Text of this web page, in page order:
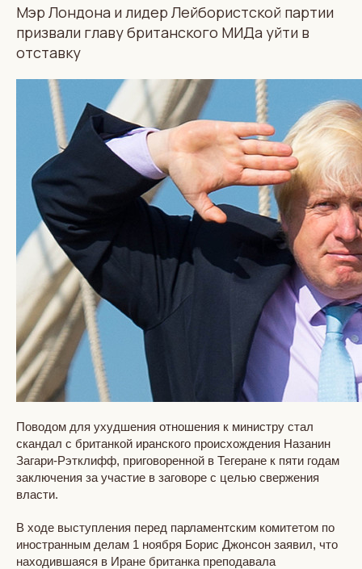
Мэр Лондона и лидер Лейбористской партии
призвали главу британского МИДа уйти в
отставку
Поводом для ухудшения отношения к министру стал
скандал с британкой иранского происхождения Назанин
Загари-Рэтклифф, приговоренной в Тегеране к пяти годам
заключения за участие в заговоре с целью свержения
власти.
В ходе выступления перед парламентским комитетом по
иностранным делам 1 ноября Борис Джонсон заявил, что
находившаяся в Иране британка преподавала